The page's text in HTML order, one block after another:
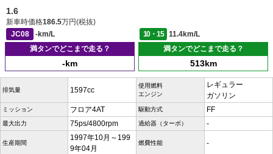
1.6
新車時価格186.5万円(税抜)
JC08
-km/L 10・15
11.4km/L
満タンでどこまで走る？
-km
満タンでどこまで走る？
513km
排気量 1597cc
使用燃料
エンジン
レギュラー
ガソリン
ミッション フロア4AT 駆動方式 FF
最大出力 75ps/4800rpm 過給器（ターボ） -
生産期間
1997年10月～199
9年04月
燃費性能 -